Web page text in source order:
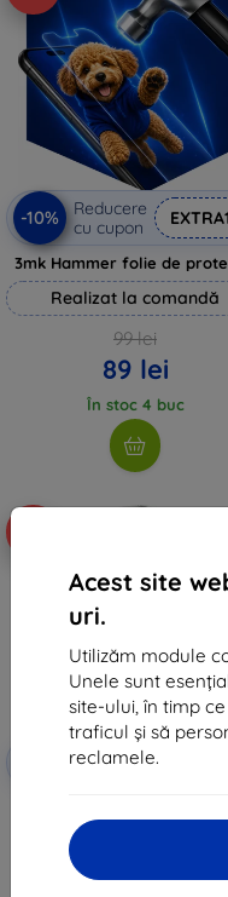
Acest site
uri.
Utilizăm module
Unele sunt
site-ului, în timp
traficul și să
reclamele.
-10%
Reducere
cu cupon
3mk Hammer folie de
Realizat la comandă
99 lei
89 lei
În stoc 4 buc
Reducere
cu cupon
Moto G Stylus 2020,